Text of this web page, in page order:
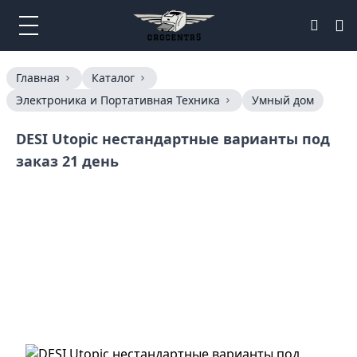
Главная
Каталог
Электроника и Портативная Техника
Умный дом
DESI Utopic нестандартные варианты под
заказ 21 день